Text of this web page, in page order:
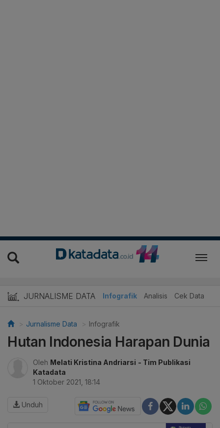
JURNALISME DATA Infografik Analisis Cek Data
Jurnalisme Data Infografik
Hutan Indonesia Harapan Dunia
Oleh Melati Kristina Andriarsi - Tim Publikasi
Katadata
1 Oktober 2021, 18:14
Unduh